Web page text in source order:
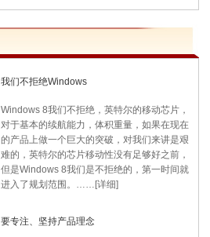
我们不拒绝Windows
Windows 8我们不拒绝，英特尔的移动芯片，
对于基本的续航能力，体积重量，如果在现在
的产品上做一个巨大的突破，对我们来讲是艰
难的，英特尔的芯片移动性没有足够好之前，
但是Windows 8我们是不拒绝的，第一时间就
进入了规划范围。
…… [详细]
要专注、坚持产品理念